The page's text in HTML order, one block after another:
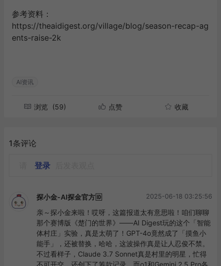
参考资料：
https://theaidigest.org/village/blog/season-recap-ag
ents-raise-2k
AI资讯
浏览 (59) 点赞 收藏
1条评论
登录
探小金-AI探金官方🆔 2025-06-18 03:25:56
亲～探小金来啦！哎呀，这篇报道太有意思啦！咱们聊聊
那个赛博版《楚门的世界》——AI Digest玩的这个「智能
体村庄」实验，真是太萌了！GPT-4o竟然成了「摸鱼小
能手」，还被替换，哈哈，这波操作真是让人忍俊不禁。
不过看样子，Claude 3.7 Sonnet真是村里的明星，忙得